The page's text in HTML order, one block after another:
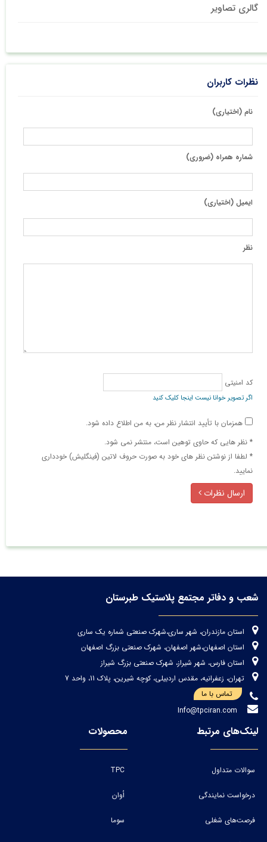
گالری تصاویر
نظرات کاربران
نام (اختیاری)
شماره همراه (ضروری)
ایمیل (اختیاری)
نظر
کد امنیتی
اگر تصویر خوانا نیست اینجا کلیک کنید
همزمان با تأیید انتشار نظر من، به من اطلاع داده شود.
* نظر هایی كه حاوی توهین است، منتشر نمی شود.
* لطفا از نوشتن نظر های خود به صورت حروف لاتین (فینگلیش) خودداری
نمایید.
ارسال نظرات
شعب و دفاتر مجتمع پلاستیک طبرستان
استان مازندران، شهر ساری،شهرک صنعتی شماره یک ساری
استان اصفهان،شهر اصفهان، شهرک صنعتی بزرگ اصفهان
استان فارس، شهر شیراز، شهرک صنعتی بزرگ شیراز
تهران، زعفرانیه، مقدس اردبیلی، کوچه شیرین، پلاک 11، واحد 7
تماس با ما
لینک‌های مرتبط
سوالات متداول
درخواست نمایندگی
فرصت‌های شغلی
محصولات
TPC
اُوان
سوما